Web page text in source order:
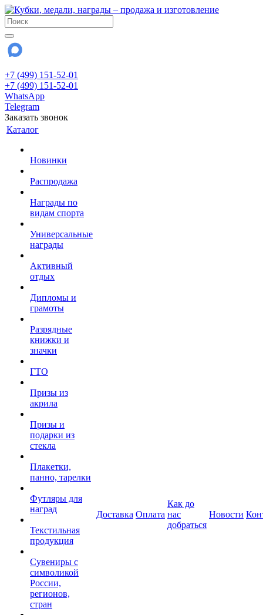
+7 (499) 151-52-01
+7 (499) 151-52-01
WhatsApp
Telegram
Заказать звонок
Каталог
Новинки
Распродажа
Награды по
видам спорта
Универсальные
награды
Активный
отдых
Дипломы и
грамоты
Разрядные
книжки и
значки
ГТО
Призы из
акрила
Призы и
подарки из
стекла
Плакетки,
панно, тарелки
Футляры для
наград
Текстильная
продукция
Сувениры с
символикой
России,
регионов,
стран
Доставка Оплата
Как до
нас
добраться
Новости